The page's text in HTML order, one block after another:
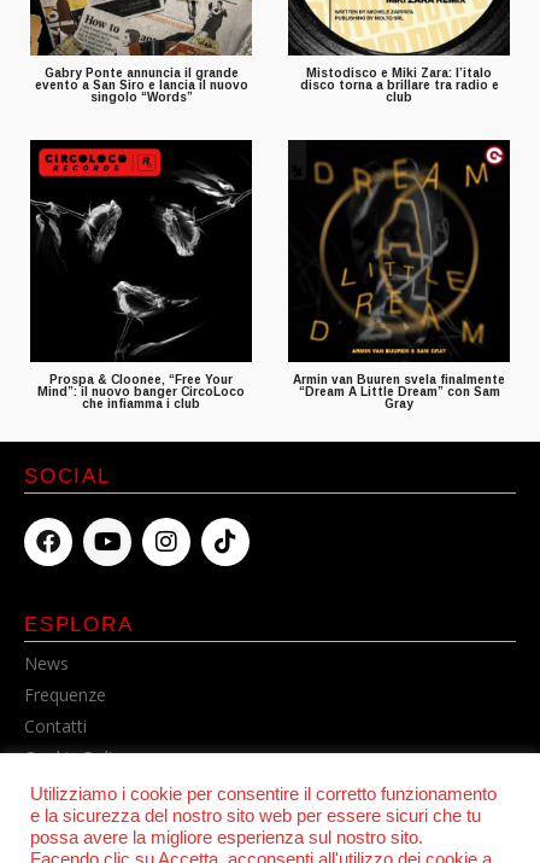
Gabry Ponte annuncia il grande
evento a San Siro e lancia il nuovo
singolo “Words”
Mistodisco e Miki Zara: l’italo
disco torna a brillare tra radio e
club
Prospa & Cloonee, “Free Your
Mind”: il nuovo banger CircoLoco
che infiamma i club
Armin van Buuren svela finalmente
“Dream A Little Dream” con Sam
Gray
ESPLORA
News
Frequenze
Contatti
Cookie Policy
Privacy Policy
SOCIAL
Utilizziamo i cookie per consentire il corretto funzionamento
e la sicurezza del nostro sito web per essere sicuri che tu
possa avere la migliore esperienza sul nostro sito.